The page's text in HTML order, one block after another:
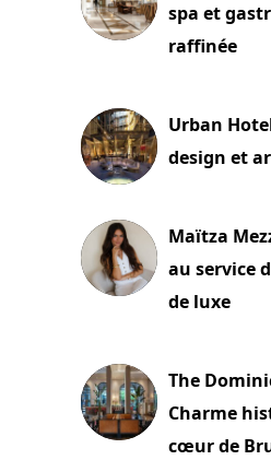
spa et
raffinée
Urban
design et
Maïtza
au service
de luxe
The
Charme
cœur de